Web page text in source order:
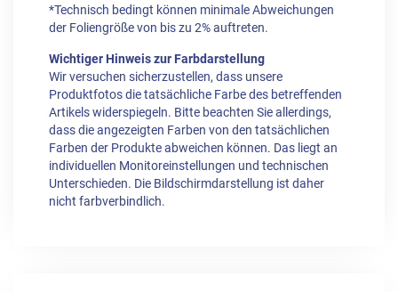
*Technisch bedingt können minimale Abweichungen
der Foliengröße von bis zu 2% auftreten.
Wichtiger Hinweis zur Farbdarstellung
Wir versuchen sicherzustellen, dass unsere
Produktfotos die tatsächliche Farbe des betreffenden
Artikels widerspiegeln. Bitte beachten Sie allerdings,
dass die angezeigten Farben von den tatsächlichen
Farben der Produkte abweichen können. Das liegt an
individuellen Monitoreinstellungen und technischen
Unterschieden. Die Bildschirmdarstellung ist daher
nicht farbverbindlich.